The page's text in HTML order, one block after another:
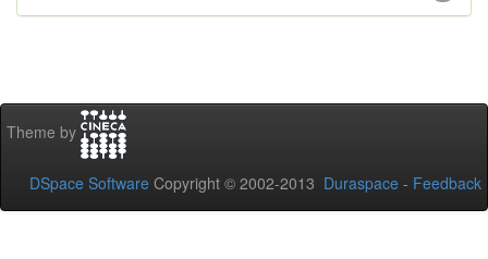
Theme by
DSpace Software Copyright © 2002-2013 Duraspace - Feedback